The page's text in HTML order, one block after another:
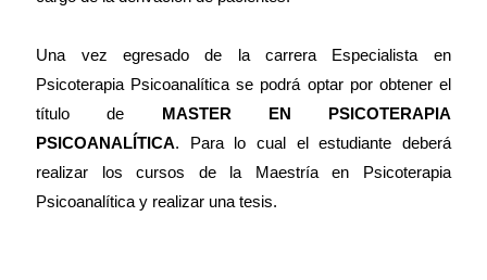
Una vez egresado de la carrera Especialista en
Psicoterapia Psicoanalítica se podrá optar por obtener el
título de
MASTER EN PSICOTERAPIA
PSICOANALÍTICA.
Para lo cual el estudiante deberá
realizar los cursos de la Maestría en Psicoterapia
Psicoanalítica y realizar una tesis.